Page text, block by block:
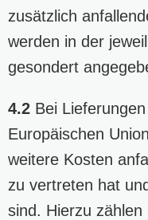
zusätzlich
werden in der
gesondert
4.2 Bei
Europäischen
weitere Kosten
zu vertreten hat
sind. Hierzu